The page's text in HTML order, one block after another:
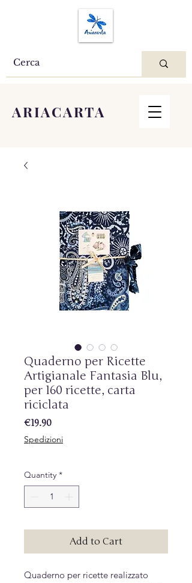
ARIACARTA
Quaderno per Ricette
Artigianale Fantasia Blu,
per 160 ricette, carta
riciclata
€19.90Price
Spedizioni
Quantity *
Add to Cart
Quaderno per ricette realizzato